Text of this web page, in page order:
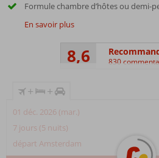
Formule chambre d’hôtes ou demi-
En savoir plus
8,6 830
+ +
01 déc. 2026 (mar.)
7 jours (5 nuits)
départ Amsterdam